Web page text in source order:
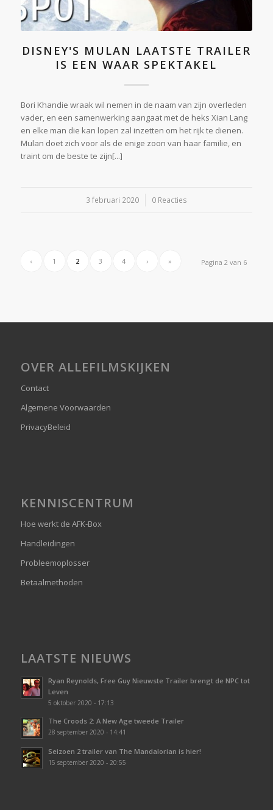
DISNEY'S MULAN LAATSTE TRAILER
IS EEN WAAR SPEKTAKEL
Bori Khandie wraak wil nemen in de naam van zijn overleden
vader, en een samenwerking aangaat met de heks Xian Lang
en elke man die kan lopen zal inzetten om het rijk te dienen.
Mulan doet zich voor als de enige zoon van haar familie, en
traint om de beste te zijn[...]
3 februari 2020
/ 0 Reacties
Pagina 2 van 6
‹ 1 2 3 4 › »
OVER ALLEFILMSKIJKEN
Contact
Algemene Voorwaarden
PrivacyBeleid
KENNISCENTRUM
Hoe werkt de AFK-Box
Handleidingen
Probleemoplosser
Betaalmethoden
LAATSTE NIEUWS
Ryan Reynolds, Free Guy Nieuwste Trailer brengt de NPC tot
Leven
5 oktober 2020 - 17:13
The Croods 2: A New Age tweede Trailer
28 september 2020 - 14:41
Seizoen 2 trailer van The Mandalorian is hier!
15 september 2020 - 20:55